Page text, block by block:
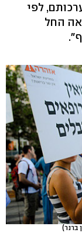
לפי
החל
ברנר)